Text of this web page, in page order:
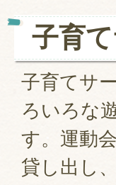
子育
子育てサ
ろいろな
す。運動
貸し出し